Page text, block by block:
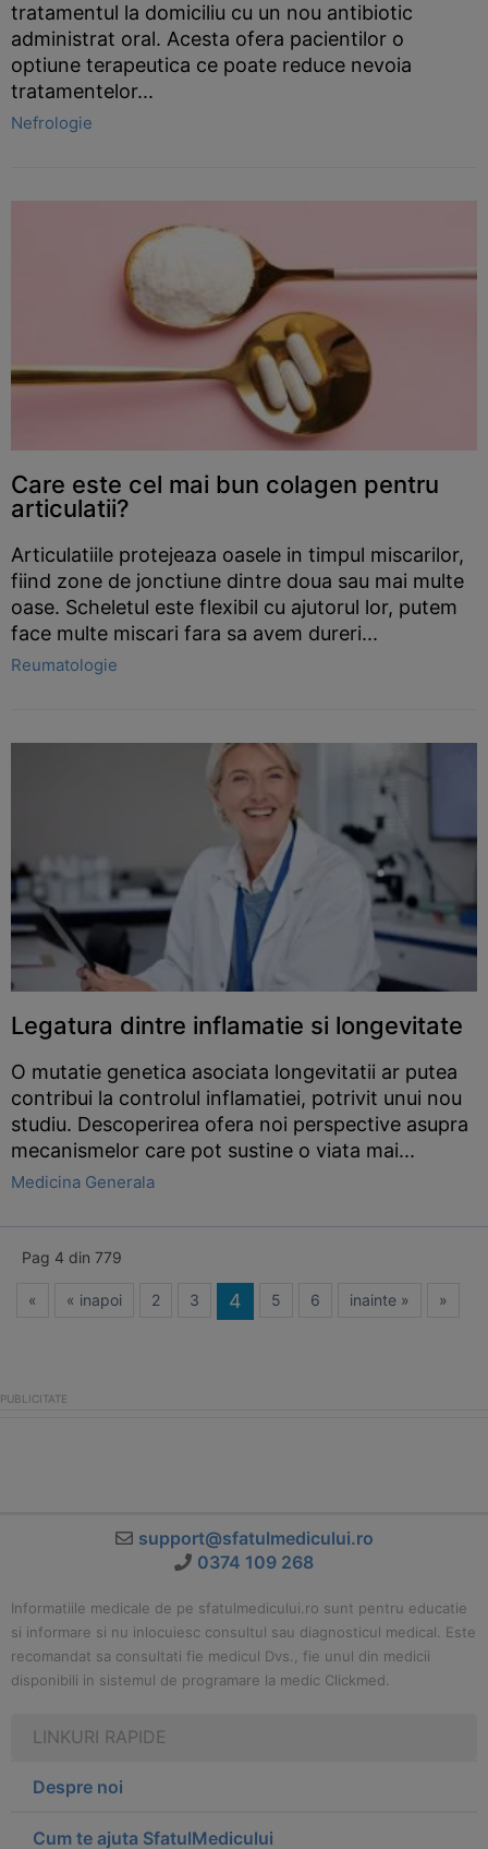
tratamentul la domiciliu cu un nou antibiotic
administrat oral. Acesta ofera pacientilor o
optiune terapeutica ce poate reduce nevoia
tratamentelor...
Nefrologie
Care este cel mai bun colagen pentru
articulatii?
Articulatiile protejeaza oasele in timpul miscarilor,
fiind zone de jonctiune dintre doua sau mai multe
oase. Scheletul este flexibil cu ajutorul lor, putem
face multe miscari fara sa avem dureri...
Reumatologie
Legatura dintre inflamatie si longevitate
O mutatie genetica asociata longevitatii ar putea
contribui la controlul inflamatiei, potrivit unui nou
studiu. Descoperirea ofera noi perspective asupra
mecanismelor care pot sustine o viata mai...
Medicina Generala
Pag 4 din 779
« « inapoi 2 3 4 5 6 inainte » »
support@sfatulmedicului.ro
0374 109 268
Informatiile medicale de pe sfatulmedicului.ro sunt pentru educatie
si informare si nu inlocuiesc consultul sau diagnosticul medical. Este
recomandat sa consultati fie medicul Dvs., fie unul din medicii
disponibili in sistemul de programare la medic Clickmed.
LINKURI RAPIDE
Despre noi
Cum te ajuta SfatulMedicului